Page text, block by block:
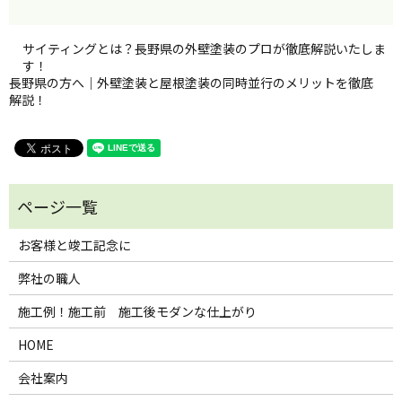
サイティングとは？長野県の外壁塗装のプロが徹底解説いたしま
す！
長野県の方へ｜外壁塗装と屋根塗装の同時並行のメリットを徹底
解説！
お客様と竣工記念に
弊社の職人
施工例！施工前 施工後モダンな仕上がり
HOME
会社案内